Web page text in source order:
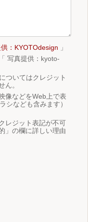
：KYOTOdesign 」
写真提供：kyoto-
ついてはクレジット
ん。
像などをWeb上で表
シなども含みます）
レジット表記が不可
」の欄に詳しい理由